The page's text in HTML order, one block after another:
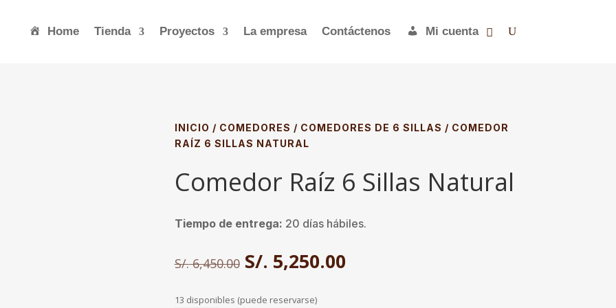
Home Tienda Proyectos La empresa Contáctenos Mi cuenta
INICIO / COMEDORES / COMEDORES DE 6 SILLAS / COMEDOR
RAÍZ 6 SILLAS NATURAL
Comedor Raíz 6 Sillas Natural
Tiempo de entrega: 20 días hábiles.
S/.6,450.00 El
precio
original
S/. 5,250.00El
13 disponibles (puede reservarse)